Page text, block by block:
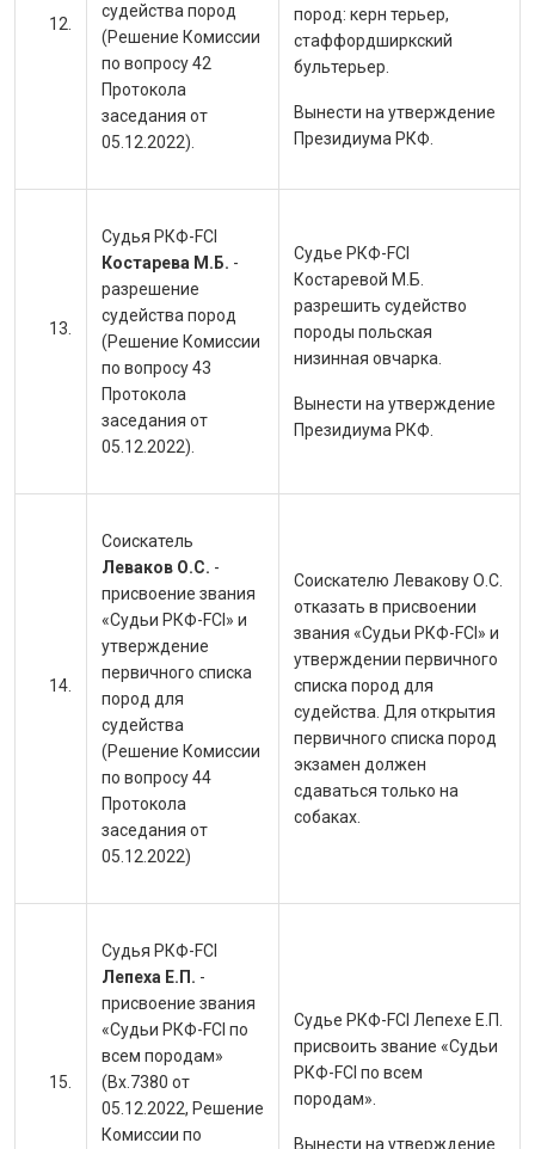
судейства пород
(Решение Комиссии
по вопросу 42
Протокола
заседания от
05.12.2022).
пород: керн терьер,
стаффордширкский
бультерьер.
Вынести на утверждение
Президиума РКФ.
Судья РКФ-FCI
Костарева М.Б. -
разрешение
судейства пород
(Решение Комиссии
по вопросу 43
Протокола
заседания от
05.12.2022).
Судье РКФ-FCI
Костаревой М.Б.
разрешить судейство
породы польская
низинная овчарка.
Вынести на утверждение
Президиума РКФ.
Соискатель
Леваков О.С. -
присвоение звания
«Судьи РКФ-FCI» и
утверждение
первичного списка
пород для
судейства
(Решение Комиссии
по вопросу 44
Протокола
заседания от
05.12.2022)
Соискателю Левакову О.С.
отказать в присвоении
звания «Судьи РКФ-FCI» и
утверждении первичного
списка пород для
судейства. Для открытия
первичного списка пород
экзамен должен
сдаваться только на
собаках.
Судья РКФ-FCI
Лепеха Е.П. -
присвоение звания
«Судьи РКФ-FCI по
всем породам»
(Вх.7380 от
05.12.2022, Решение
Комиссии по
Судье РКФ-FCI Лепехе Е.П.
присвоить звание «Судьи
РКФ-FCI по всем
породам».
Вынести на утверждение